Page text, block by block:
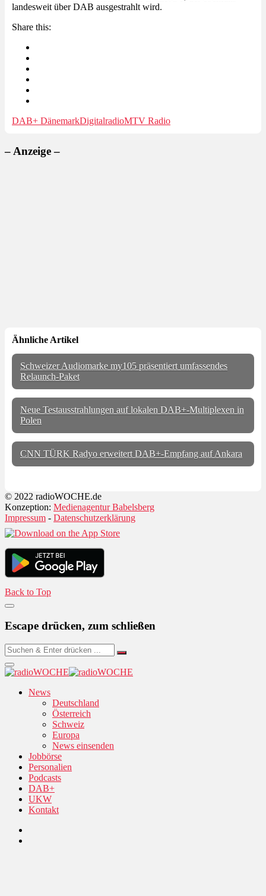
landesweit über DAB ausgestrahlt wird.
Share this:
DAB+ DänemarkDigitalradioMTV Radio
– Anzeige –
Ähnliche Artikel
Schweizer Audiomarke my105 präsentiert umfassendes
Relaunch-Paket
Neue Testausstrahlungen auf lokalen DAB+-Multiplexen in
Polen
CNN TÜRK Radyo erweitert DAB+-Empfang auf Ankara
© 2022 radioWOCHE.de
Konzeption: Medienagentur Babelsberg
Impressum - Datenschutzerklärung
Back to Top
Escape drücken, zum schließen
News
Deutschland
Österreich
Schweiz
Europa
News einsenden
Jobbörse
Personalien
Podcasts
DAB+
UKW
Kontakt